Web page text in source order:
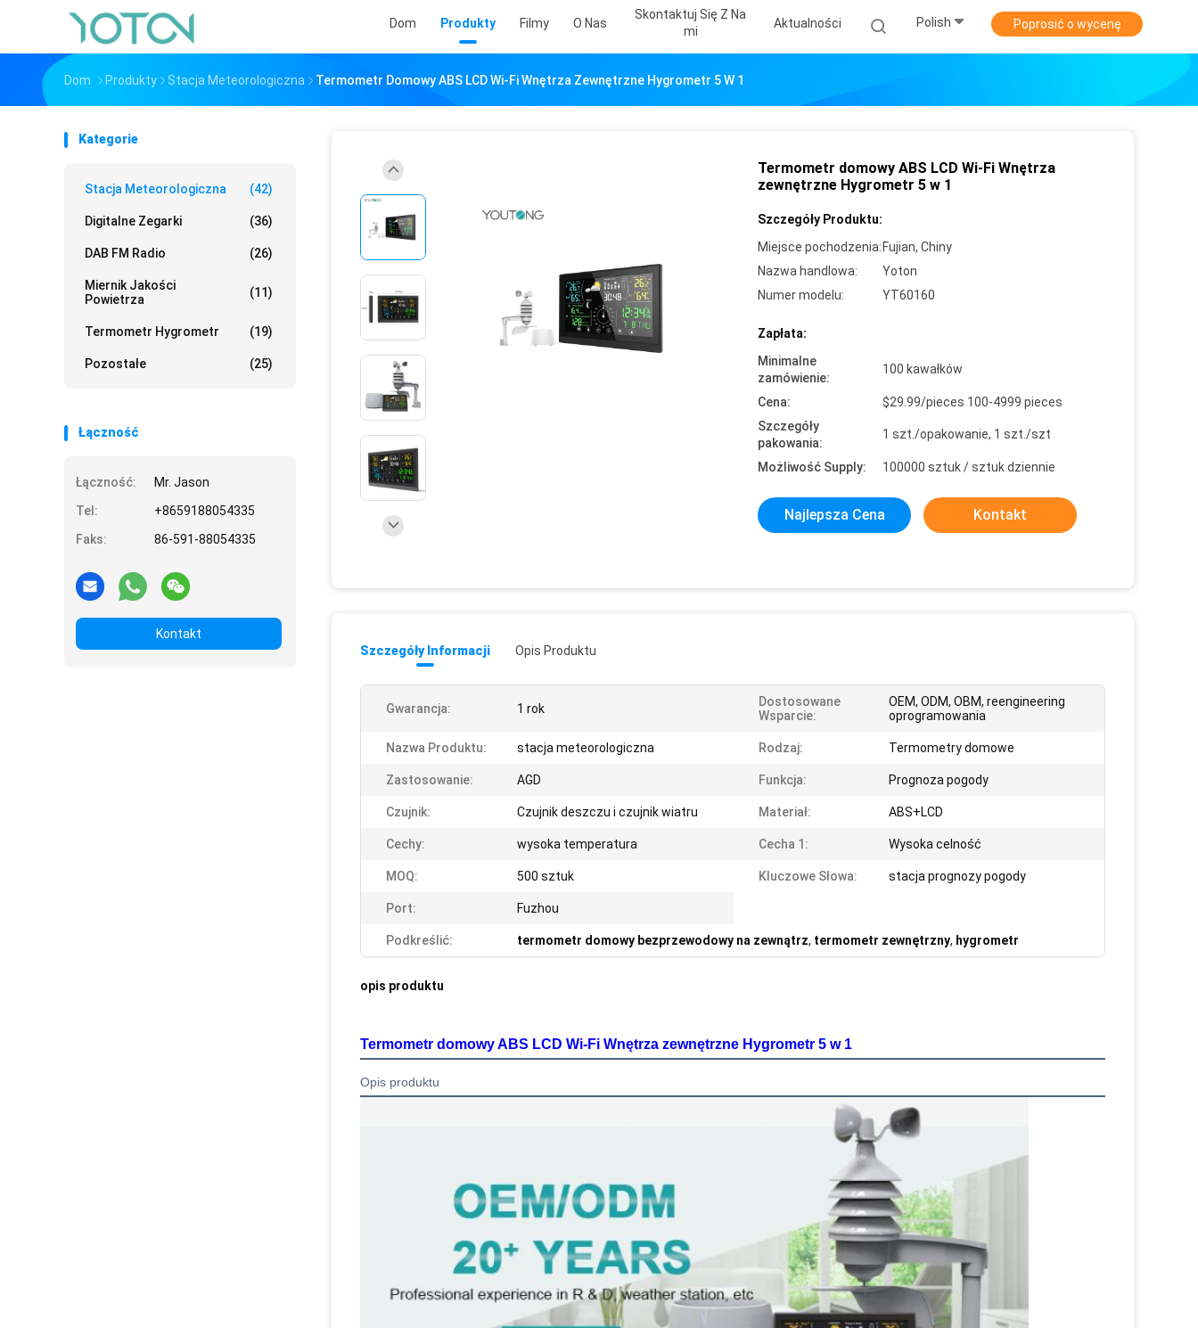
Dom Produkty Filmy O Nas
Skontaktuj Się Z Na
Mi
Aktualności Polish Poprosić o wycenę
Dom Produkty Stacja Meteorologiczna Termometr Domowy ABS LCD Wi-Fi Wnętrza Zewnętrzne Hygrometr 5 W 1
Kategorie
Stacja Meteorologiczna (42)
Digitalne Zegarki (36)
DAB FM Radio (26)
Miernik Jakości
Powietrza
(11)
Termometr Hygrometr (19)
Pozostałe (25)
Łączność
Łączność:
Mr. Jason
Tel:
+8659188054335
Faks:
86-591-88054335
Kontakt
Termometr domowy ABS LCD Wi-Fi Wnętrza
zewnętrzne Hygrometr 5 w 1
Szczegóły Produktu:
Miejsce pochodzenia: Fujian, Chiny
Nazwa handlowa:
Yoton
Numer modelu:
YT60160
Zapłata:
Minimalne
zamówienie:
100 kawałków
Cena:
$29.99/pieces 100-4999 pieces
Szczegóły
pakowania:
1 szt./opakowanie, 1 szt./szt
Możliwość Supply: 100000 sztuk / sztuk dziennie
Najlepsza Cena Kontakt
Szczegóły Informacji Opis Produktu
Gwarancja: 1 rok
Dostosowane
Wsparcie:
OEM, ODM, OBM, reengineering
oprogramowania
Nazwa Produktu: stacja meteorologiczna Rodzaj: Termometry domowe
Zastosowanie: AGD Funkcja: Prognoza pogody
Czujnik: Czujnik deszczu i czujnik wiatru Materiał: ABS+LCD
Cechy: wysoka temperatura Cecha 1: Wysoka celność
MOQ: 500 sztuk Kluczowe Słowa: stacja prognozy pogody
Port: Fuzhou
Podkreślić: termometr domowy bezprzewodowy na zewnątrz, termometr zewnętrzny, hygrometr
opis produktu
Termometr domowy ABS LCD Wi-Fi Wnętrza zewnętrzne Hygrometr 5 w 1
Opis produktu